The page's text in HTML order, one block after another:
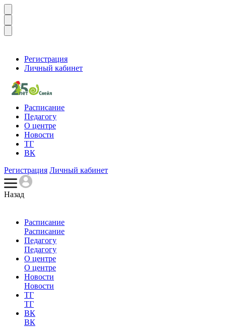
Регистрация
Личный кабинет
Расписание
Педагогу
О центре
Новости
ТГ
ВК
Регистрация Личный кабинет
Назад
Расписание
Расписание
Педагогу
Педагогу
О центре
О центре
Новости
Новости
ТГ
ТГ
ВК
ВК